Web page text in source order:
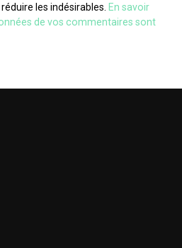
les indésirables. En savoir
de vos commentaires sont